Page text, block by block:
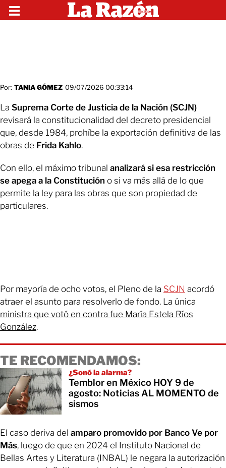
Por: TANIA GÓMEZ 09/07/2026 00:33:14
La Suprema Corte de Justicia de la Nación (SCJN)
revisará la constitucionalidad del decreto presidencial
que, desde 1984, prohíbe la exportación definitiva de las
obras de Frida Kahlo.
Con ello, el máximo tribunal analizará si esa restricción
se apega a la Constitución o si va más allá de lo que
permite la ley para las obras que son propiedad de
particulares.
Por mayoría de ocho votos, el Pleno de la SCJN acordó
atraer el asunto para resolverlo de fondo. La única
ministra que votó en contra fue María Estela Ríos
González.
TE RECOMENDAMOS:
¿Sonó la alarma?
Temblor en México HOY 9 de
agosto: Noticias AL MOMENTO de
sismos
El caso deriva del amparo promovido por Banco Ve por
Más, luego de que en 2024 el Instituto Nacional de
Bellas Artes y Literatura (INBAL) le negara la autorización